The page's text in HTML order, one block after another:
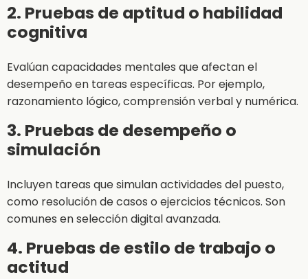
2. Pruebas de aptitud o habilidad
cognitiva
Evalúan capacidades mentales que afectan el
desempeño en tareas específicas. Por ejemplo,
razonamiento lógico, comprensión verbal y numérica.
3. Pruebas de desempeño o
simulación
Incluyen tareas que simulan actividades del puesto,
como resolución de casos o ejercicios técnicos. Son
comunes en selección digital avanzada.
4. Pruebas de estilo de trabajo o
actitud